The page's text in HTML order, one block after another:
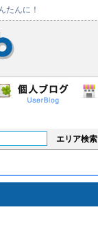
たんに！
エリア検索